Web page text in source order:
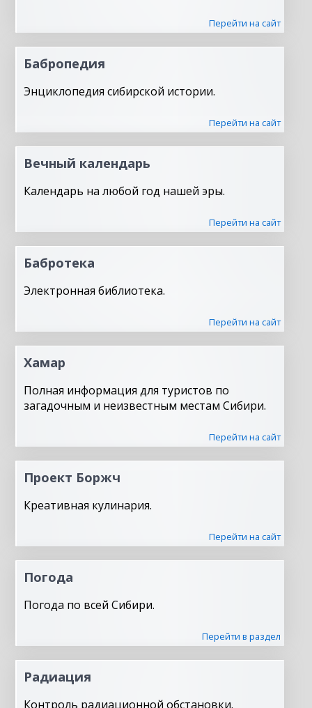
Перейти на сайт
Бабропедия
Энциклопедия сибирской истории.
Перейти на сайт
Вечный календарь
Календарь на любой год нашей эры.
Перейти на сайт
Бабротека
Электронная библиотека.
Перейти на сайт
Хамар
Полная информация для туристов по
загадочным и неизвестным местам Сибири.
Перейти на сайт
Проект Боржч
Креативная кулинария.
Перейти на сайт
Погода
Погода по всей Сибири.
Перейти в раздел
Радиация
Контроль радиационной обстановки.